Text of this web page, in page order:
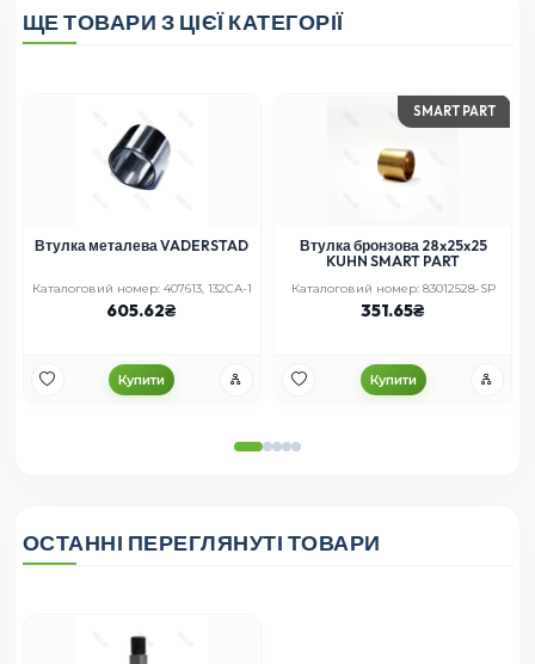
ЩЕ ТОВАРИ З ЦІЄЇ КАТЕГОРІЇ
Втулка металева VADERSTAD
Каталоговий номер: 407613, 132СА-1
605.62
Купити
SMART PART
Втулка бронзова 28x25x25
KUHN SMART PART
Каталоговий номер: 83012528-SP
351.65
Купити
ОСТАННІ ПЕРЕГЛЯНУТІ ТОВАРИ